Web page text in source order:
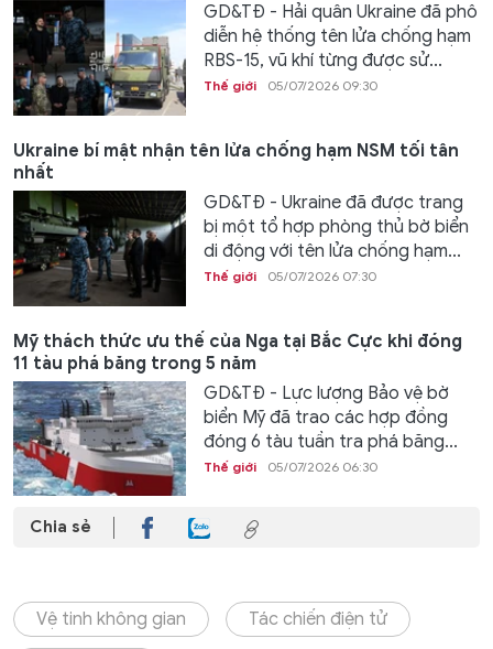
GD&TĐ - Hải quân Ukraine đã phô
diễn hệ thống tên lửa chống hạm
RBS-15, vũ khí từng được sử...
Thế giới 05/07/2026 09:30
Ukraine bí mật nhận tên lửa chống hạm NSM tối tân
nhất
GD&TĐ - Ukraine đã được trang
bị một tổ hợp phòng thủ bờ biển
di động với tên lửa chống hạm...
Thế giới 05/07/2026 07:30
Mỹ thách thức ưu thế của Nga tại Bắc Cực khi đóng
11 tàu phá băng trong 5 năm
GD&TĐ - Lực lượng Bảo vệ bờ
biển Mỹ đã trao các hợp đồng
đóng 6 tàu tuần tra phá băng...
Thế giới 05/07/2026 06:30
Chia sẻ
Vệ tinh không gian Tác chiến điện tử